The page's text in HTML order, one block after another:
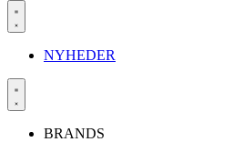
NYHEDER
BRANDS